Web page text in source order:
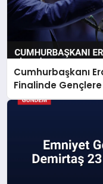
Cumhurbaşkanı
Finalinde